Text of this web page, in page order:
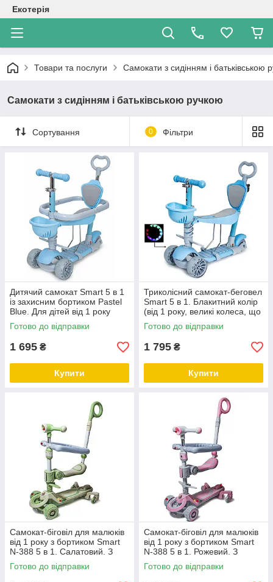
Екотерія
Товари та послуги Самокати з сидінням і батьківською
Самокати з сидінням і батьківською ручкою
Сортування 0 Фільтри
Дитячий самокат Smart 5 в 1
із захисним бортиком Pastel
Blue. Для дітей від 1 року
Готово до відправки
1 695 ₴
Купити
Триколісний самокат-беговел
Smart 5 в 1. Блакитний колір
(від 1 року, великі колеса, що
світяться)
Готово до відправки
1 795 ₴
Купити
Самокат-біговіл для малюків
від 1 року з бортиком Smart
N-388 5 в 1. Салатовий. З
музикою та підсвічуванням
Готово до відправки
Самокат-біговіл для малюків
від 1 року з бортиком Smart
N-388 5 в 1. Рожевий. З
музикою та підсвічуванням
Готово до відправки